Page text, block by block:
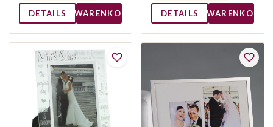
DETAILS WARENKORB DETAILS WARENKORB